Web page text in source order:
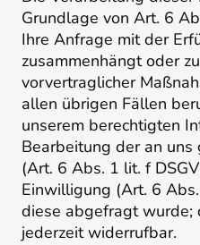
Grundlage von Art. 6
Ihre Anfrage mit der
zusammenhängt oder
vorvertraglicher
allen übrigen Fällen
unserem berechtigten
Bearbeitung der an
(Art. 6 Abs. 1 lit. f
Einwilligung (Art. 6
diese abgefragt wurde;
jederzeit widerrufbar.